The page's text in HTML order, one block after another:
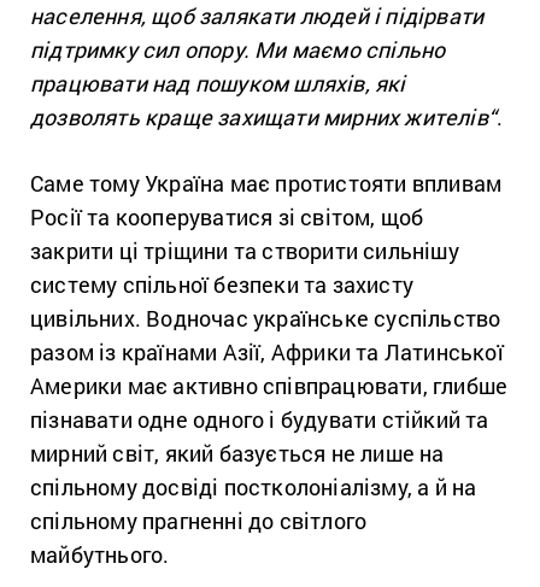
населення, щоб залякати людей і підірвати
підтримку сил опору. Ми маємо спільно
працювати над пошуком шляхів, які
дозволять краще захищати мирних жителів“.
Саме тому Україна має протистояти впливам
Росії та кооперуватися зі світом, щоб
закрити ці тріщини та створити сильнішу
систему спільної безпеки та захисту
цивільних. Водночас українське суспільство
разом із країнами Азії, Африки та Латинської
Америки має активно співпрацювати, глибше
пізнавати одне одного і будувати стійкий та
мирний світ, який базується не лише на
спільному досвіді постколоніалізму, а й на
спільному прагненні до світлого
майбутнього.